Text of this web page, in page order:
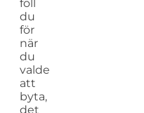
föll
du
för
när
du
valde
att
byta,
det